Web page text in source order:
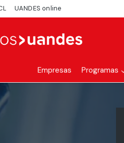
UANDES online
Empresas Programas